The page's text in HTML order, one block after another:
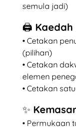
semula jadi)
🖨️ Kaedah
• Cetakan
(pilihan)
• Cetakan
elemen
• Cetakan
✨
• Permukaan